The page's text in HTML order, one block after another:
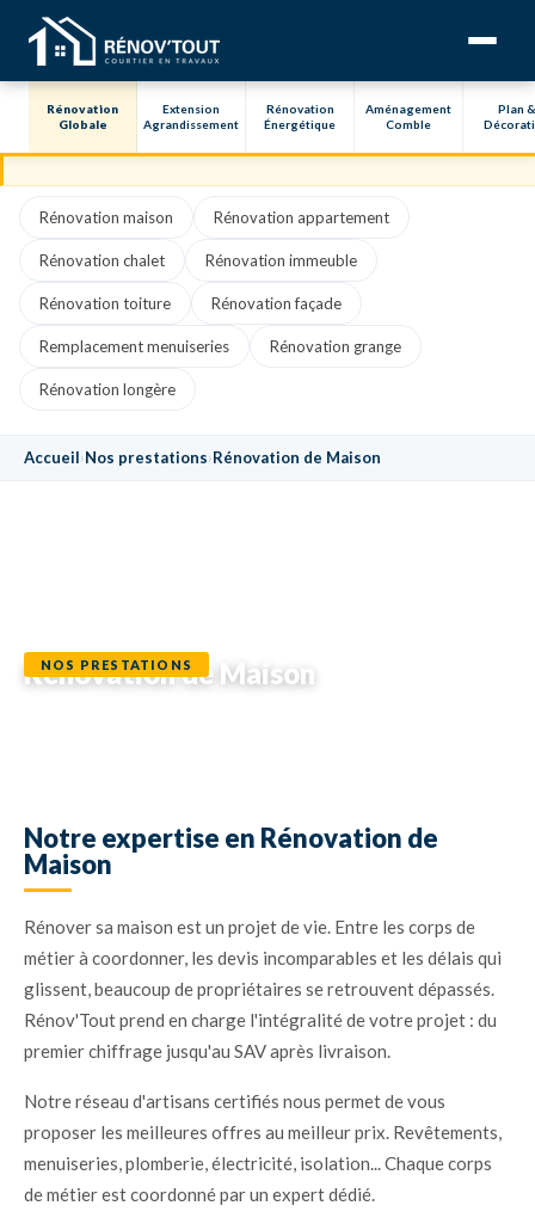
Rénovation
Globale
Extension
Agrandissement
Rénovation
Énergétique
Aménagement
Comble
Plan &
Rénovation maison Rénovation appartement
Rénovation chalet Rénovation immeuble
Rénovation toiture Rénovation façade
Remplacement menuiseries Rénovation grange
Rénovation longère
Accueil›Nos prestations›Rénovation de Maison
NOS PRESTATIONS
Rénovation de Maison
Notre expertise en Rénovation de
Maison
Rénover sa maison est un projet de vie. Entre les corps de
métier à coordonner, les devis incomparables et les délais qui
glissent, beaucoup de propriétaires se retrouvent dépassés.
Rénov'Tout prend en charge l'intégralité de votre projet : du
premier chiffrage jusqu'au SAV après livraison.
Notre réseau d'artisans certifiés nous permet de vous
proposer les meilleures offres au meilleur prix. Revêtements,
menuiseries, plomberie, électricité, isolation... Chaque corps
de métier est coordonné par un expert dédié.